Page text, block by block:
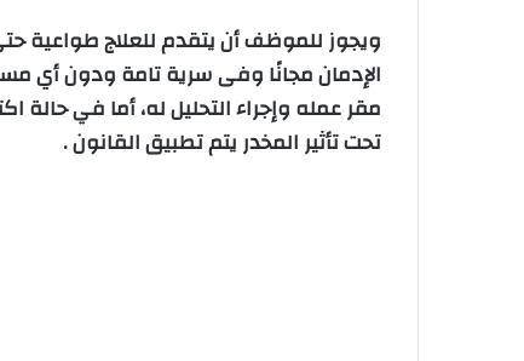
ويجوز للموظف أن يتقدم للعلاج طواعية
الإدمان مجانًا وفى سرية تامة ودون أي
مقر عمله وإجراء التحليل له، أما في حالة
تحت تأثير المخدر يتم تطبيق القانون .